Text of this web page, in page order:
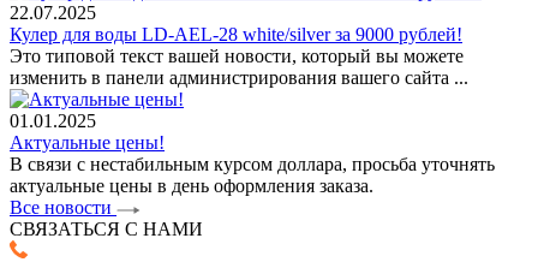
22.07.2025
Кулер для воды LD-AEL-28 white/silver за 9000 рублей!
Это типовой текст вашей новости, который вы можете
изменить в панели администрирования вашего сайта ...
01.01.2025
Актуальные цены!
В связи с нестабильным курсом доллара, просьба уточнять
актуальные цены в день оформления заказа.
Все новости
СВЯЗАТЬСЯ С НАМИ